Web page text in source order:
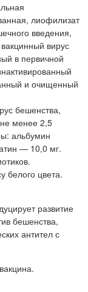
лиофилизат
введения,
вирус
в первичной
и очищенный
бешенства,
менее 2,5
альбумин
— 10,0 мг.
белого цвета.
развитие
бешенства,
антител с